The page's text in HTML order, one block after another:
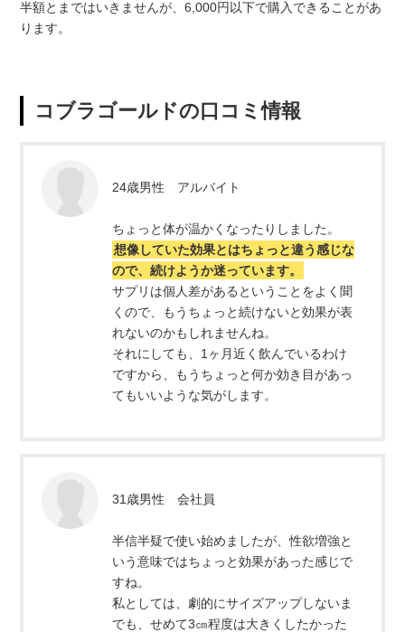
半額とまではいきませんが、6,000円以下で購入できることがあ
ります。
コブラゴールドの口コミ情報
24歳男性 アルバイト
ちょっと体が温かくなったりしました。
想像していた効果とはちょっと違う感じな
ので、続けようか迷っています。
サプリは個人差があるということをよく聞
くので、もうちょっと続けないと効果が表
れないのかもしれませんね。
それにしても、1ヶ月近く飲んでいるわけ
ですから、もうちょっと何か効き目があっ
てもいいような気がします。
31歳男性 会社員
半信半疑で使い始めましたが、性欲増強と
いう意味ではちょっと効果があった感じで
すね。
私としては、劇的にサイズアップしないま
でも、せめて3㎝程度は大きくしたかった